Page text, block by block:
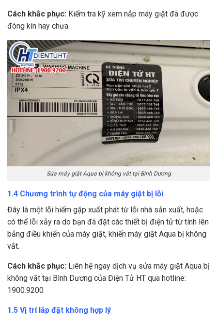
Cách khắc phục: Kiểm tra kỹ xem nắp máy giặt đã được
đóng kín hay chưa.
Sửa máy giặt Aqua bị không vắt tại Bình Dương
1.4 Chương trình tự động của máy giặt bị lỗi
Đây là một lỗi hiếm gặp xuất phát từ lỗi nhà sản xuất, hoặc
có thể lỗi xảy ra do bạn đã đặt các thiết bị điện tử từ tính lên
bảng điều khiển của máy giặt, khiến máy giặt Aqua bị không
vắt.
Cách khắc phục: Liên hệ ngay dịch vụ sửa máy giặt Aqua bị
không vắt tại Bình Dương của Điện Tử HT qua hotline:
1900.9200
1.5 Vị trí lắp đặt không hợp lý